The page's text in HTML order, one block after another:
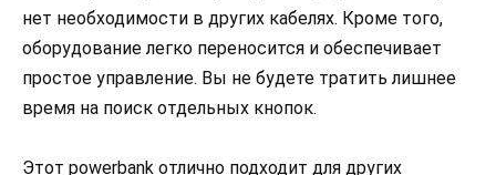
нет необходимости в других кабелях. Кроме того,
оборудование легко переносится и обеспечивает
простое управление. Вы не будете тратить лишнее
время на поиск отдельных кнопок.
Этот powerbank отлично подходит для других